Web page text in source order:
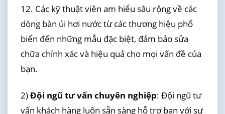
12. Các kỹ thuật viên am hiểu sâu rộng về các
dòng bàn ủi hơi nước từ các thương hiệu phổ
biến đến những mẫu đặc biệt, đảm bảo sửa
chữa chính xác và hiệu quả cho mọi vấn đề của
bạn.
2)Đội ngũ tư vấn chuyên nghiệp: Đội ngũ tư
vấn khách hàng luôn sẵn sàng hỗ trợ bạn với sự